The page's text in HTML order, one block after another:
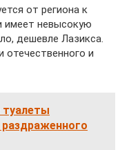
от региона к
имеет невысокую
дешевле Лазикса.
отечественного и
туалеты